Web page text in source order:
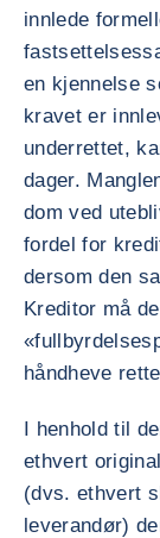
innlede
en kjennelse
kravet er
underrettet,
dager.
dom ved
fordel for
dersom den
Kreditor må
håndheve
I henhold til
ethvert
(dvs. ethvert
leverandør)